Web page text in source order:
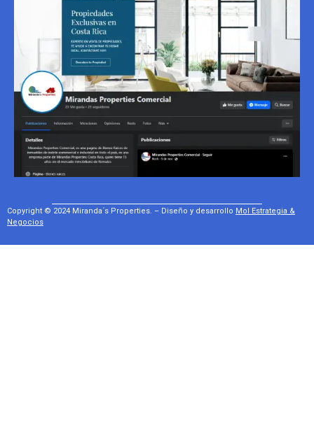
Copyright © 2024 Miranda´s Properties. – Diseño y desarrollo Mol Estrategia &
Negocios